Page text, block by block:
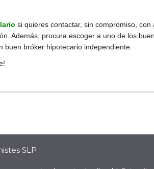
si quieres contactar, sin compromiso, con
Además, procura escoger a uno de los
bróker hipotecario independiente.
SLP